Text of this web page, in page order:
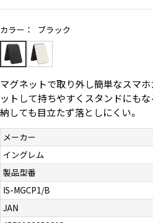
よくある質問
お問い合わせ（一般の皆様）
お問い合わせ（企業様）
プライバシーポリシー
カラー： ブラック
マグネットで取り外し簡単なスマ
ットして持ちやすくスタンドにも
納しても目立たず落としにくい。
メーカー
イングレム
製品型番
IS-MGCP1/B
JAN